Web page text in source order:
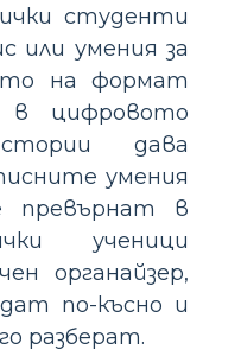
студенти
или умения за
на формат
в цифровото
дава
умения
превърнат в
ученици
органайзер,
по-късно и
разберат.